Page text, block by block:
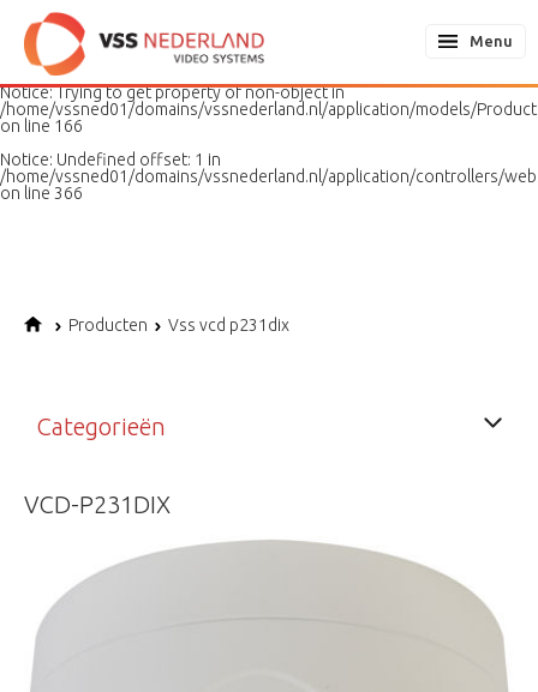
Notice: Undefined variable: page in
/home/vssned01/domains/vssnederland.nl/application/models/
on line
187
Notice: Trying to get property of non-object in
/home/vssned01/domains/vssnederland.nl/application/models/
on line 166
Notice: Undefined offset: 1 in
/home/vssned01/domains/vssnederland.nl/application/controllers/
on line 366
Menu
Producten Vss vcd p231dix
Categorieën
VCD-P231DIX